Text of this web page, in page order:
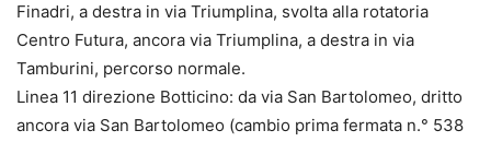
Finadri, a destra in via Triumplina, svolta alla rotatoria
Centro Futura, ancora via Triumplina, a destra in via
Tamburini, percorso normale.
Linea 11 direzione Botticino: da via San Bartolomeo, dritto
ancora via San Bartolomeo (cambio prima fermata n.° 538